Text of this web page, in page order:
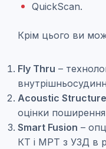
QuickScan.
Крім цього ви
Fly Thru –
Acoustic
оцінки поширення
Smart Fusion –
КТ і МРТ з УЗД в